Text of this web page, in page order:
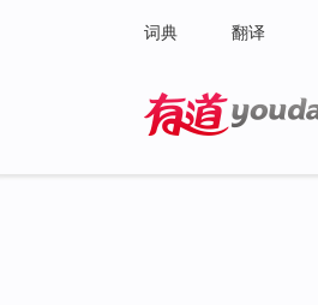
词典 翻译